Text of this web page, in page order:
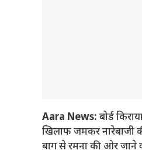
Aara News: बोर्ड
खिलाफ जमकर नारेबाजी
बाग से रमना की ओर जाने